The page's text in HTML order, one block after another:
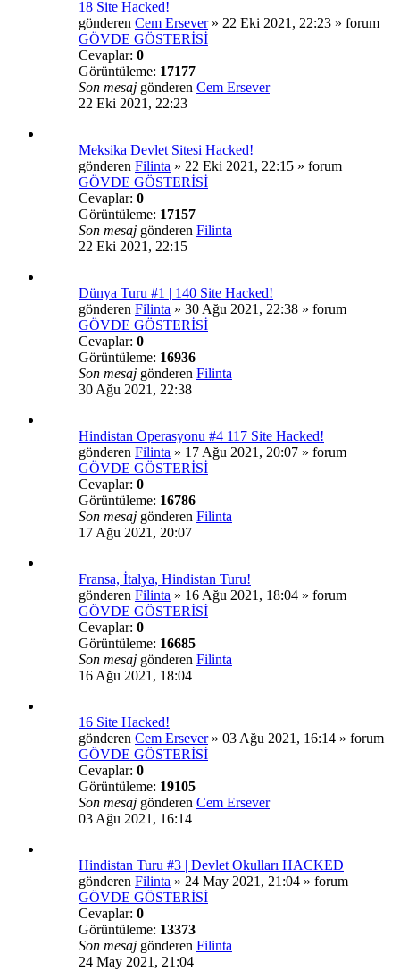
18 Site Hacked!
gönderen Cem Ersever» 22 Eki 2021, 22:23 » forum
GÖVDE GÖSTERİSİ
Cevaplar: 0
Görüntüleme: 17177
Son mesaj gönderen Cem Ersever
22 Eki 2021, 22:23
Meksika Devlet Sitesi Hacked!
gönderen Filinta » 22 Eki 2021, 22:15 » forum
GÖVDE GÖSTERİSİ
Cevaplar: 0
Görüntüleme: 17157
Son mesaj gönderen Filinta
22 Eki 2021, 22:15
Dünya Turu #1 | 140 Site Hacked!
gönderen Filinta » 30 Ağu 2021, 22:38 » forum
GÖVDE GÖSTERİSİ
Cevaplar: 0
Görüntüleme: 16936
Son mesaj gönderen Filinta
30 Ağu 2021, 22:38
Hindistan Operasyonu #4 117 Site Hacked!
gönderen Filinta » 17 Ağu 2021, 20:07 » forum
GÖVDE GÖSTERİSİ
Cevaplar: 0
Görüntüleme: 16786
Son mesaj gönderen Filinta
17 Ağu 2021, 20:07
Fransa, İtalya, Hindistan Turu!
gönderen Filinta » 16 Ağu 2021, 18:04 » forum
GÖVDE GÖSTERİSİ
Cevaplar: 0
Görüntüleme: 16685
Son mesaj gönderen Filinta
16 Ağu 2021, 18:04
16 Site Hacked!
gönderen Cem Ersever» 03 Ağu 2021, 16:14 » forum
GÖVDE GÖSTERİSİ
Cevaplar: 0
Görüntüleme: 19105
Son mesaj gönderen Cem Ersever
03 Ağu 2021, 16:14
Hindistan Turu #3 | Devlet Okulları HACKED
gönderen Filinta » 24 May 2021, 21:04 » forum
GÖVDE GÖSTERİSİ
Cevaplar: 0
Görüntüleme: 13373
Son mesaj gönderen Filinta
24 May 2021, 21:04